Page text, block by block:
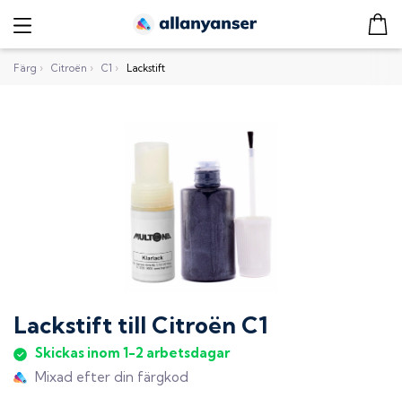
Färg › Citroën › C1 › Lackstift
Lackstift till Citroën C1
Skickas inom 1-2 arbetsdagar
Mixad efter din färgkod